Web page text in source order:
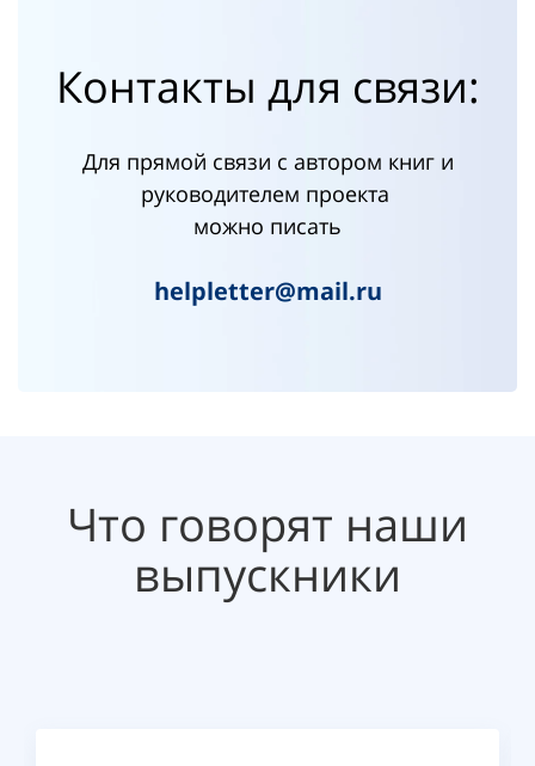
Контакты для связи:
Для прямой связи с автором книг и
руководителем проекта
можно писать
helpletter@mail.ru
Что говорят наши
выпускники